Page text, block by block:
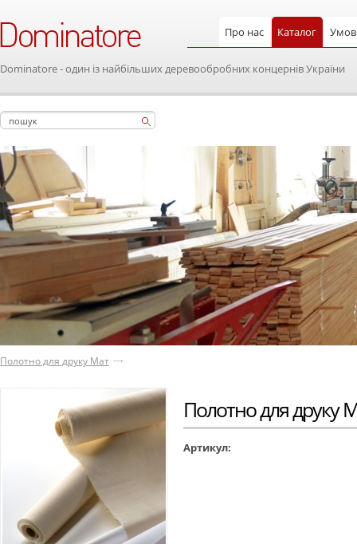
Про нас Каталог
Dominatore - один із найбільших деревообробних концернів України
Полотно для друку Мат
Полотно для друку
Артикул: